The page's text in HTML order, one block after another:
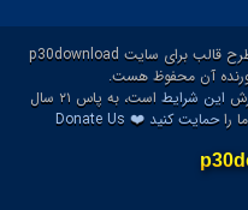
۱۳۸۳-۱۴۰۵ © حقوق متون فارسی، تصاویر و طرح قالب برای سایت p30download
آن محفوظ هست.
این شرایط
است، به پاس ۲۱ سال
راحمایت کنید ❤️